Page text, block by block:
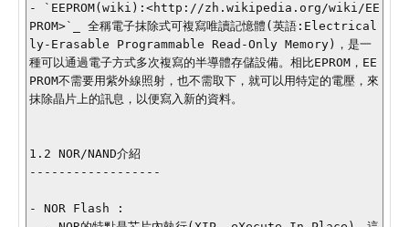
- `EEPROM(wiki):<http://zh.wikipedia.org/wiki/EE
PROM>`_ 全稱電子抹除式可複寫唯讀記憶體(英語:Electrical
ly-Erasable Programmable Read-Only Memory)，是一
種可以通過電子方式多次複寫的半導體存儲設備。相比EPROM，EE
PROM不需要用紫外線照射，也不需取下，就可以用特定的電壓，來
抹除晶片上的訊息，以便寫入新的資料。
1.2 NOR/NAND介紹
------------------
- NOR Flash :